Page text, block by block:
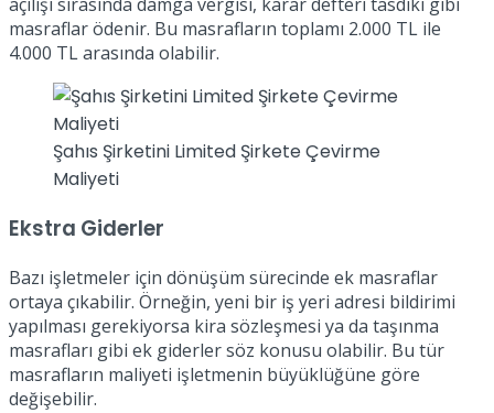
masraflar ödenir. Bu masrafların toplamı 2.000 TL ile
4.000 TL arasında olabilir.
Şahıs Şirketini Limited Şirkete Çevirme
Maliyeti
Ekstra Giderler
Bazı işletmeler için dönüşüm sürecinde ek masraflar
ortaya çıkabilir. Örneğin, yeni bir iş yeri adresi bildirimi
yapılması gerekiyorsa kira sözleşmesi ya da taşınma
masrafları gibi ek giderler söz konusu olabilir. Bu tür
masrafların maliyeti işletmenin büyüklüğüne göre
değişebilir.